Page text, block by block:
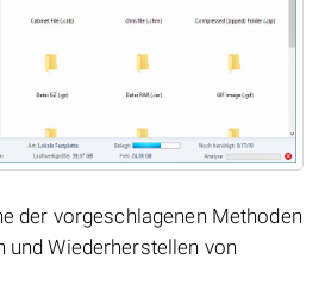
der vorgeschlagenen Methoden
und Wiederherstellen von